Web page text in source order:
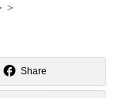
＞
Share